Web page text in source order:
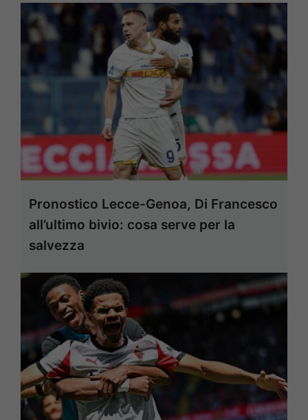
Pronostico Lecce-Genoa, Di Francesco
all’ultimo bivio: cosa serve per la
salvezza